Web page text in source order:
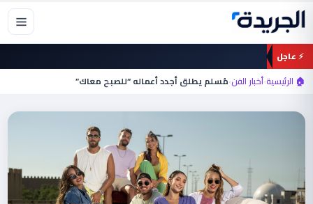
تخطي
المحتوى
⚡ عاجل
🏠 الرئيسية›أخبار الفن›مُسلم يطلق أجدد أعماله “للصبح معاك”